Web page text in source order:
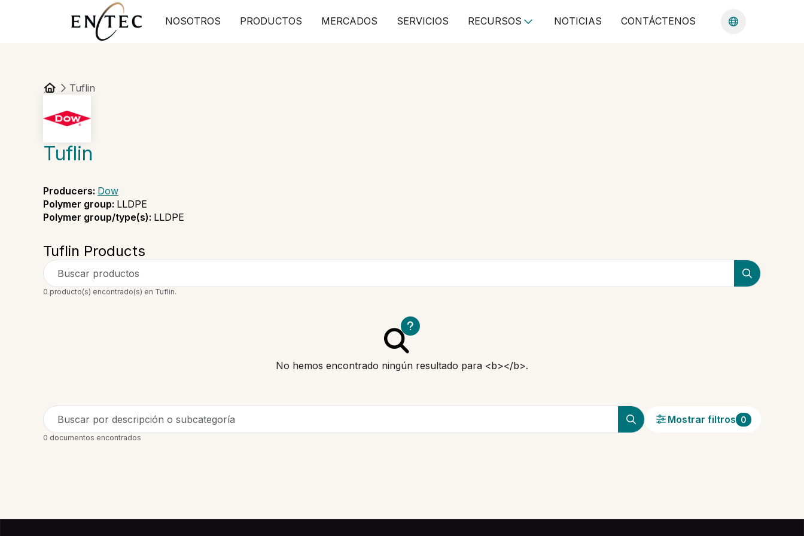
NOSOTROS PRODUCTOS MERCADOS SERVICIOS RECURSOS NOTICIAS CONTÁCTENOS
Tuflin
Tuflin
Producers: Dow
Polymer group: LLDPE
Polymer group/type(s): LLDPE
Tuflin Products
Buscar productos
0 producto(s) encontrado(s) en Tuflin.
No hemos encontrado ningún resultado para <b></b>.
Buscar por descripción o subcategoría Mostrar filtros 0
0 documentos encontrados